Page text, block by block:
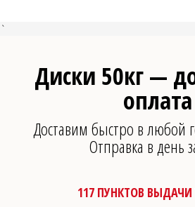
`
Диски 50кг —
оплата
Доставим быстро в любой
Отправка в день
117 ПУНКТОВ